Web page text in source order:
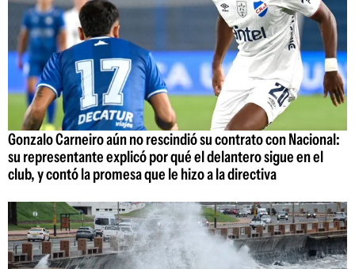
Gonzalo Carneiro aún no rescindió su contrato con Nacional:
su representante explicó por qué el delantero sigue en el
club, y contó la promesa que le hizo a la directiva